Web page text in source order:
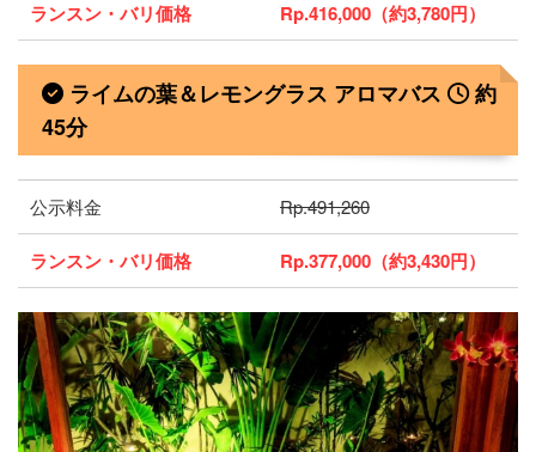
ランスン・バリ価格 Rp.416,000（約3,780円）
ライムの葉＆レモングラス アロマバス
約
45分
公示料金 Rp.491,260
ランスン・バリ価格 Rp.377,000（約3,430円）